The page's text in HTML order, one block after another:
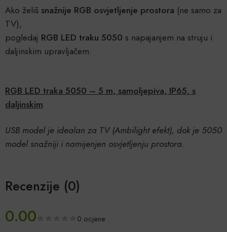
Ako želiš snažnije RGB osvjetljenje prostora (ne samo za
TV),
pogledaj RGB LED traku 5050 s napajanjem na struju i
daljinskim upravljačem:
RGB LED traka 5050 – 5 m, samoljepiva, IP65, s
daljinskim
USB model je idealan za TV (Ambilight efekt), dok je 5050
model snažniji i namijenjen osvjetljenju prostora.
Recenzije (0)
0.00 0 ocjene